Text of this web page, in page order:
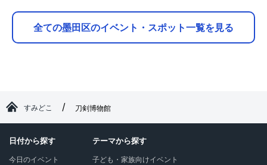
全ての墨田区のイベント・スポット一覧を見る
すみどこ 刀剣博物館
日付から探す
今日のイベント
テーマから探す
子ども・家族向けイベント